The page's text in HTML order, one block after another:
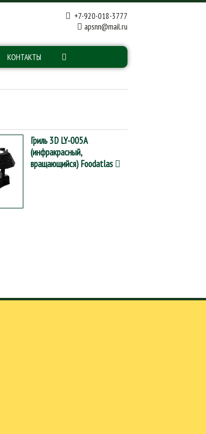
+7-920-018-3777
apsnn@mail.ru
КОНТАКТЫ
Гриль 3D LY-005A
(инфракрасный,
вращающийся) Foodatlas